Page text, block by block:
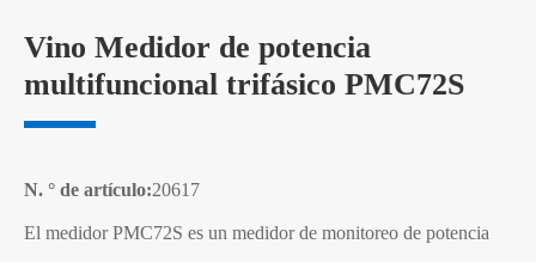
Vino Medidor de potencia
multifuncional trifásico PMC72S
N. ° de artículo:20617
El medidor PMC72S es un medidor de monitoreo de potencia